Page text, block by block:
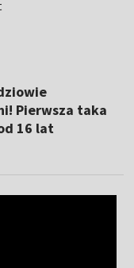
Pierwsza taka
16 lat